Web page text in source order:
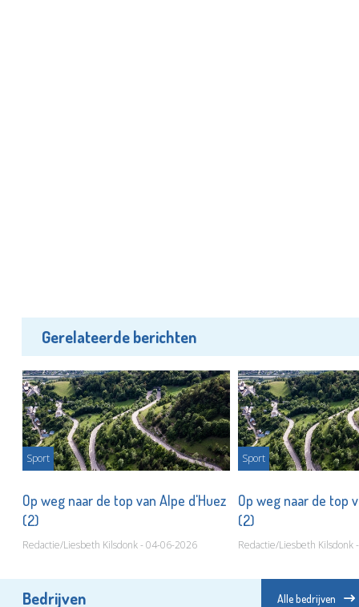
Gerelateerde berichten
Sport
Op weg naar de top van Alpe d'Huez
(2)
Redactie/Liesbeth Kilsdonk - 04-06-2026
Sport
Op weg naar de top
(2)
Redactie/Liesbeth Kilsdonk
Bedrijven Alle bedrijven